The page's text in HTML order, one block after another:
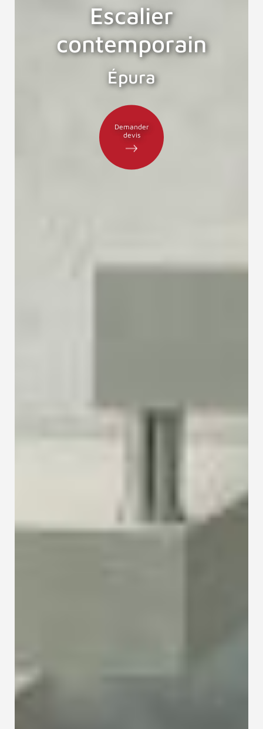
Escalier
contemporain
Épura
Demander
devis